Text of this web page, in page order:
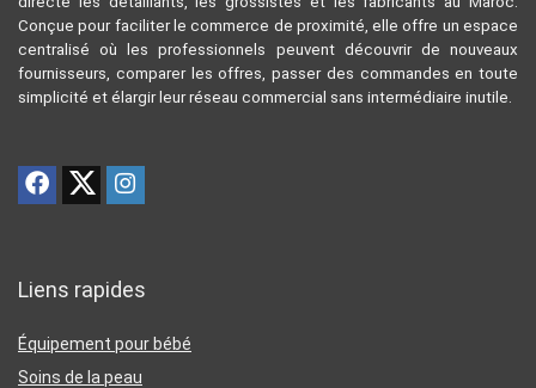
Conçue pour faciliter le commerce de proximité, elle offre un espace
centralisé où les professionnels peuvent découvrir de nouveaux
fournisseurs, comparer les offres, passer des commandes en toute
simplicité et élargir leur réseau commercial sans intermédiaire inutile.
Liens rapides
Équipement pour bébé
Soins de la peau